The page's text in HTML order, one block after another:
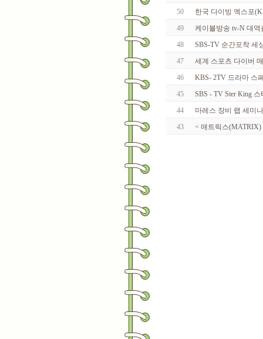
50
한국 다이빙 엑스포
49
케이블방송 tv-N 대역
48
SBS-TV 순간포착 세
47
세계 스포츠 다이버
46
KBS- 2TV 드라마 스
45
SBS - TV Ster King
44
마레스 장비 랩 세미
43
< 매트릭스